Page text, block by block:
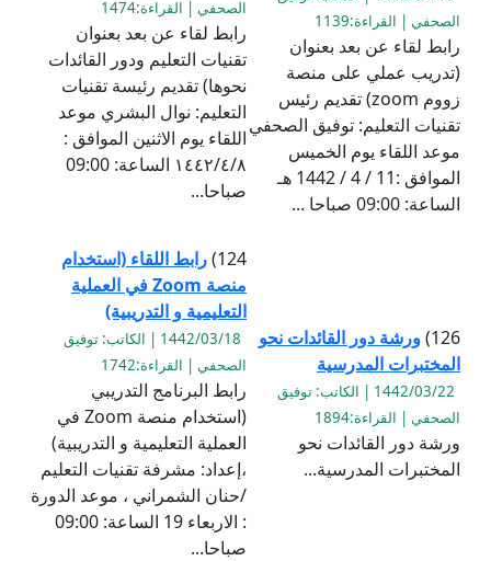
الصحفي | القراءة:1139
رابط لقاء عن بعد بعنوان
(تدريب عملي على منصة
زووم zoom) تقديم رئيس
تقنيات التعليم: توفيق الصحفي
موعد اللقاء يوم الخميس
الموافق :11 / 4 / 1442 هـ
الساعة: 09:00 صباحا ...
الصحفي | القراءة:1474
رابط لقاء عن بعد بعنوان
تقنيات التعليم ودور القائدات
نحوها) تقديم رئيسة تقنيات
التعليم: نوال البشري موعد
اللقاء يوم الاثنين الموافق :
١٤٤٢/٤/٨ الساعة: 09:00
صباحا...
126) ورشة دور القائدات نحو
المختبرات المدرسية
1442/03/22 | الكاتب: توفيق
الصحفي | القراءة:1894
ورشة دور القائدات نحو
المختبرات المدرسية...
124) رابط اللقاء (استخدام
منصة Zoom في العملية
التعليمية و التدريبية)
1442/03/18 | الكاتب: توفيق
الصحفي | القراءة:1742
رابط البرنامج التدريبي
(استخدام منصة Zoom في
العملية التعليمية و التدريبية)
،إعداد: مشرفة تقنيات التعليم
/حنان الشمراني ، موعد الدورة
: الاربعاء 19 الساعة: 09:00
صباحا...